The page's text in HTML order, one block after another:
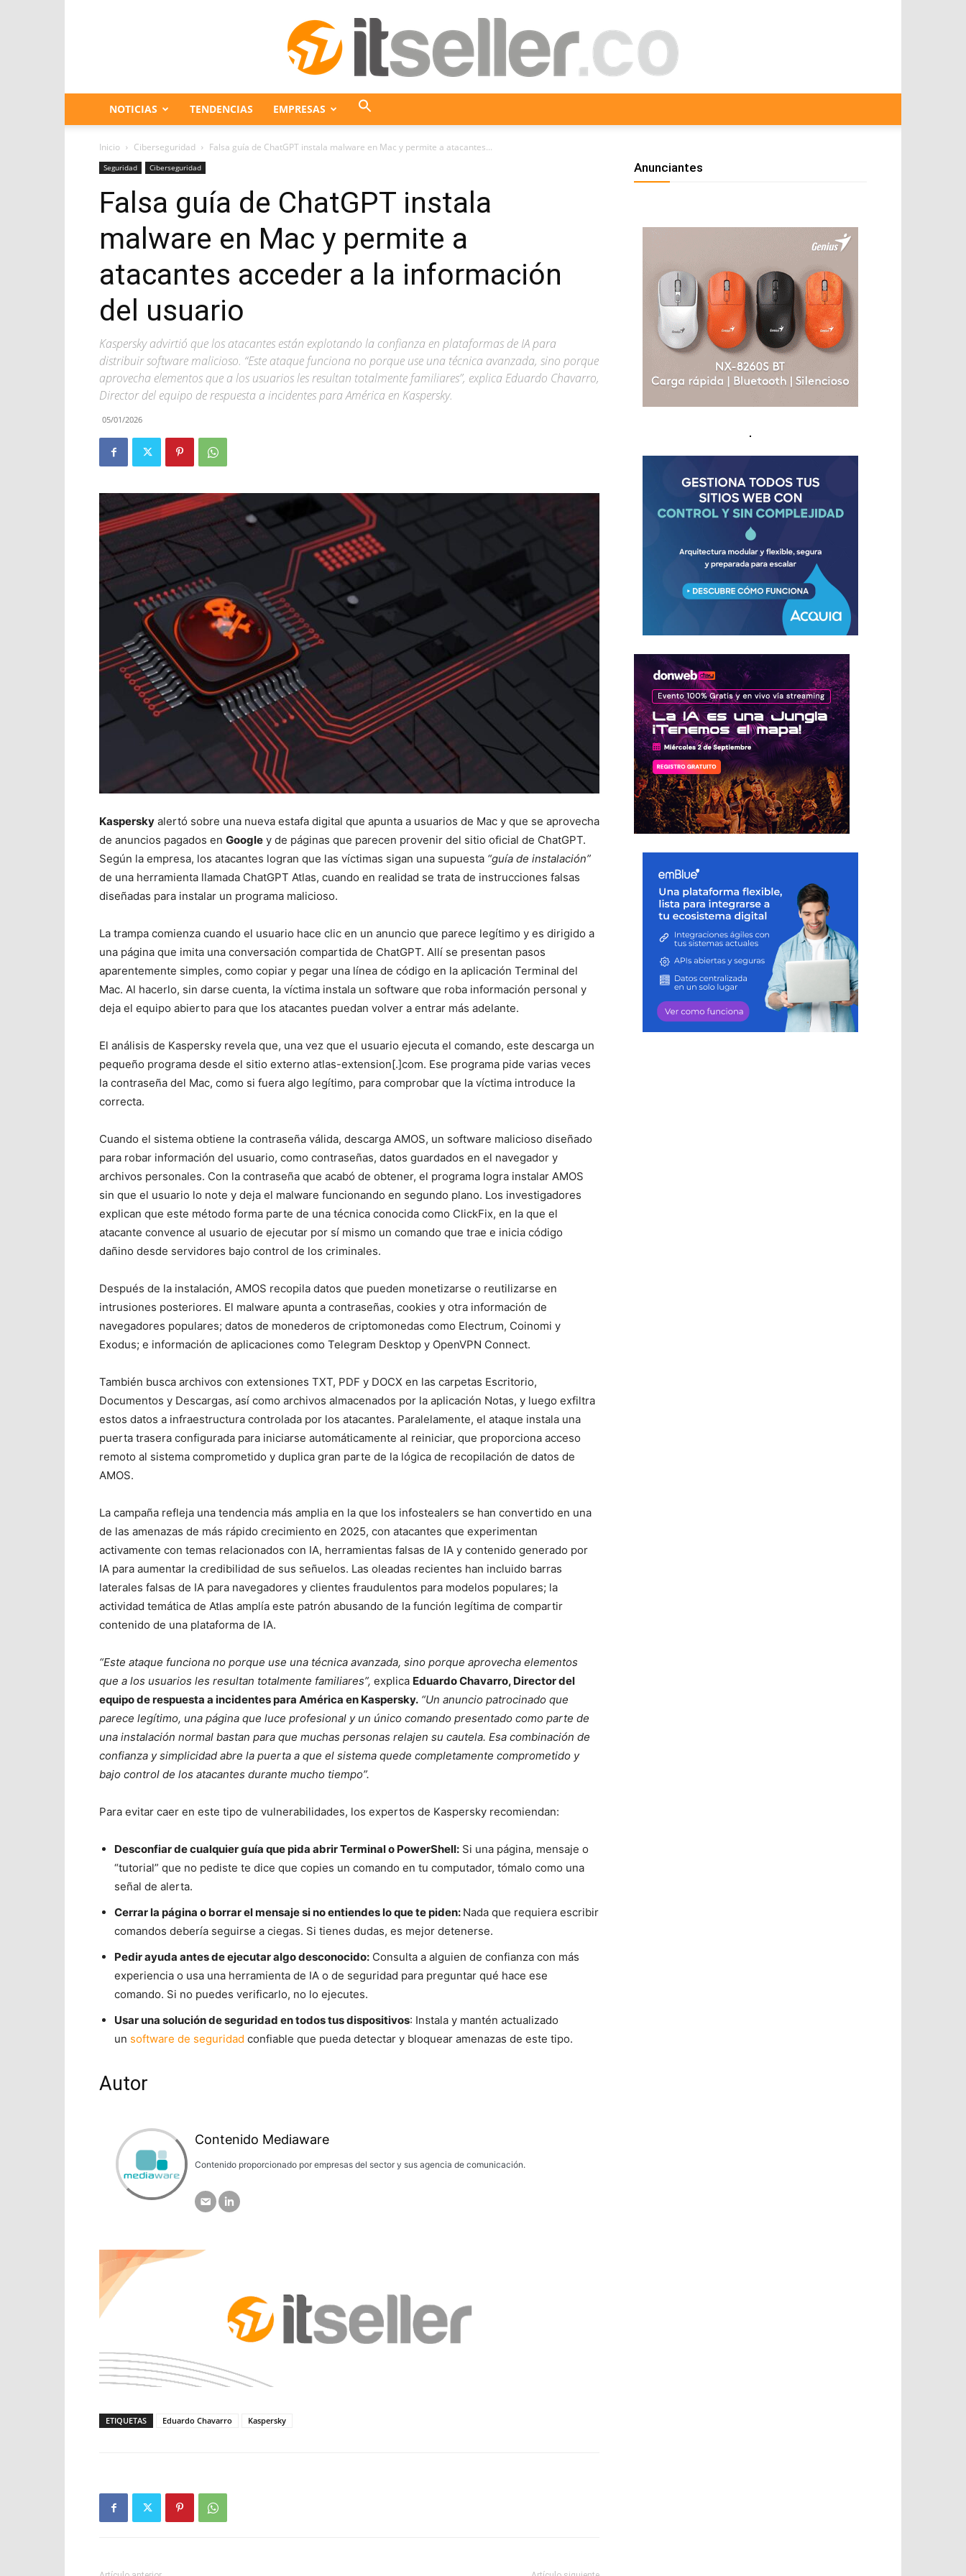
ITseller
Colombia
NOTICIAS TENDENCIAS EMPRESAS
Inicio Ciberseguridad Falsa guía de ChatGPT instala malware en Mac y permite a atacantes...
Seguridad Ciberseguridad
Falsa guía de ChatGPT instala
malware en Mac y permite a
atacantes acceder a la información
del usuario
Kaspersky advirtió que los atacantes están explotando la confianza en plataformas de IA para
distribuir software malicioso. “Este ataque funciona no porque use una técnica avanzada, sino porque
aprovecha elementos que a los usuarios les resultan totalmente familiares”, explica Eduardo Chavarro,
Director del equipo de respuesta a incidentes para América en Kaspersky.
05/01/2026
Kaspersky alertó sobre una nueva estafa digital que apunta a usuarios de Mac y que se aprovecha
de anuncios pagados en Google y de páginas que parecen provenir del sitio oficial de ChatGPT.
Según la empresa, los atacantes logran que las víctimas sigan una supuesta “guía de instalación”
de una herramienta llamada ChatGPT Atlas, cuando en realidad se trata de instrucciones falsas
diseñadas para instalar un programa malicioso.
La trampa comienza cuando el usuario hace clic en un anuncio que parece legítimo y es dirigido a
una página que imita una conversación compartida de ChatGPT. Allí se presentan pasos
aparentemente simples, como copiar y pegar una línea de código en la aplicación Terminal del
Mac. Al hacerlo, sin darse cuenta, la víctima instala un software que roba información personal y
deja el equipo abierto para que los atacantes puedan volver a entrar más adelante.
El análisis de Kaspersky revela que, una vez que el usuario ejecuta el comando, este descarga un
pequeño programa desde el sitio externo atlas-extension[.]com. Ese programa pide varias veces
la contraseña del Mac, como si fuera algo legítimo, para comprobar que la víctima introduce la
correcta.
Cuando el sistema obtiene la contraseña válida, descarga AMOS, un software malicioso diseñado
para robar información del usuario, como contraseñas, datos guardados en el navegador y
archivos personales. Con la contraseña que acabó de obtener, el programa logra instalar AMOS
sin que el usuario lo note y deja el malware funcionando en segundo plano. Los investigadores
explican que este método forma parte de una técnica conocida como ClickFix, en la que el
atacante convence al usuario de ejecutar por sí mismo un comando que trae e inicia código
dañino desde servidores bajo control de los criminales.
Después de la instalación, AMOS recopila datos que pueden monetizarse o reutilizarse en
intrusiones posteriores. El malware apunta a contraseñas, cookies y otra información de
navegadores populares; datos de monederos de criptomonedas como Electrum, Coinomi y
Exodus; e información de aplicaciones como Telegram Desktop y OpenVPN Connect.
También busca archivos con extensiones TXT, PDF y DOCX en las carpetas Escritorio,
Documentos y Descargas, así como archivos almacenados por la aplicación Notas, y luego exfiltra
estos datos a infraestructura controlada por los atacantes. Paralelamente, el ataque instala una
puerta trasera configurada para iniciarse automáticamente al reiniciar, que proporciona acceso
remoto al sistema comprometido y duplica gran parte de la lógica de recopilación de datos de
AMOS.
La campaña refleja una tendencia más amplia en la que los infostealers se han convertido en una
de las amenazas de más rápido crecimiento en 2025, con atacantes que experimentan
activamente con temas relacionados con IA, herramientas falsas de IA y contenido generado por
IA para aumentar la credibilidad de sus señuelos. Las oleadas recientes han incluido barras
laterales falsas de IA para navegadores y clientes fraudulentos para modelos populares; la
actividad temática de Atlas amplía este patrón abusando de la función legítima de compartir
contenido de una plataforma de IA.
“Este ataque funciona no porque use una técnica avanzada, sino porque aprovecha elementos
que a los usuarios les resultan totalmente familiares”, explica Eduardo Chavarro, Director del
equipo de respuesta a incidentes para América en Kaspersky. “Un anuncio patrocinado que
parece legítimo, una página que luce profesional y un único comando presentado como parte de
una instalación normal bastan para que muchas personas relajen su cautela. Esa combinación de
confianza y simplicidad abre la puerta a que el sistema quede completamente comprometido y
bajo control de los atacantes durante mucho tiempo”.
Para evitar caer en este tipo de vulnerabilidades, los expertos de Kaspersky recomiendan:
Desconfiar de cualquier guía que pida abrir Terminal o PowerShell: Si una página, mensaje o
“tutorial” que no pediste te dice que copies un comando en tu computador, tómalo como una
señal de alerta.
Cerrar la página o borrar el mensaje si no entiendes lo que te piden: Nada que requiera escribir
comandos debería seguirse a ciegas. Si tienes dudas, es mejor detenerse.
Pedir ayuda antes de ejecutar algo desconocido: Consulta a alguien de confianza con más
experiencia o usa una herramienta de IA o de seguridad para preguntar qué hace ese
comando. Si no puedes verificarlo, no lo ejecutes.
Usar una solución de seguridad en todos tus dispositivos: Instala y mantén actualizado
un software de seguridad confiable que pueda detectar y bloquear amenazas de este tipo.
Autor
Contenido Mediaware
Contenido proporcionado por empresas del sector y sus agencia de comunicación.
ETIQUETAS Eduardo Chavarro Kaspersky
Anunciantes